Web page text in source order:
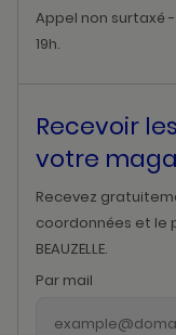
Appel non surtaxé
19h.
Recevoir
votre
Recevez
coordonnées et le
BEAUZELLE.
Par mail